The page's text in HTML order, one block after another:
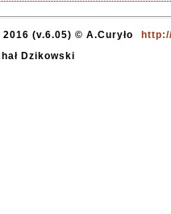
(v.6.05) © A.Curyło
Dzikowski